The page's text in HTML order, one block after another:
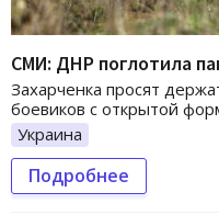
СМИ: ДНР поглотила
Захарченка просят
боевиков с открытой
Украина
Подробнее